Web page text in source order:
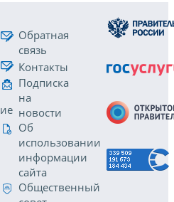
Обратная
связь
Контакты
Подписка
на
новости
Об
использовании
информации
сайта
Общественный